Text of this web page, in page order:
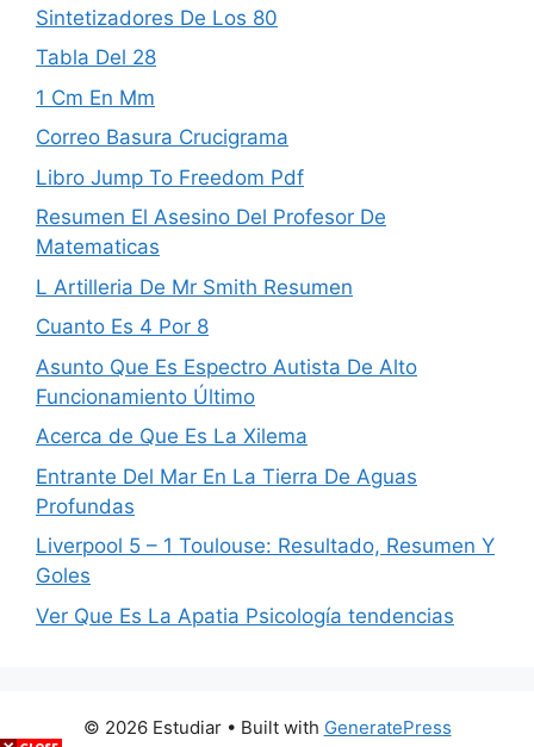
Sintetizadores De Los 80
Tabla Del 28
1 Cm En Mm
Correo Basura Crucigrama
Libro Jump To Freedom Pdf
Resumen El Asesino Del Profesor De
Matematicas
L Artilleria De Mr Smith Resumen
Cuanto Es 4 Por 8
Asunto Que Es Espectro Autista De Alto
Funcionamiento Último
Acerca de Que Es La Xilema
Entrante Del Mar En La Tierra De Aguas
Profundas
Liverpool 5 – 1 Toulouse: Resultado, Resumen Y
Goles
Ver Que Es La Apatia Psicología tendencias
© 2026 Estudiar• Built with GeneratePress